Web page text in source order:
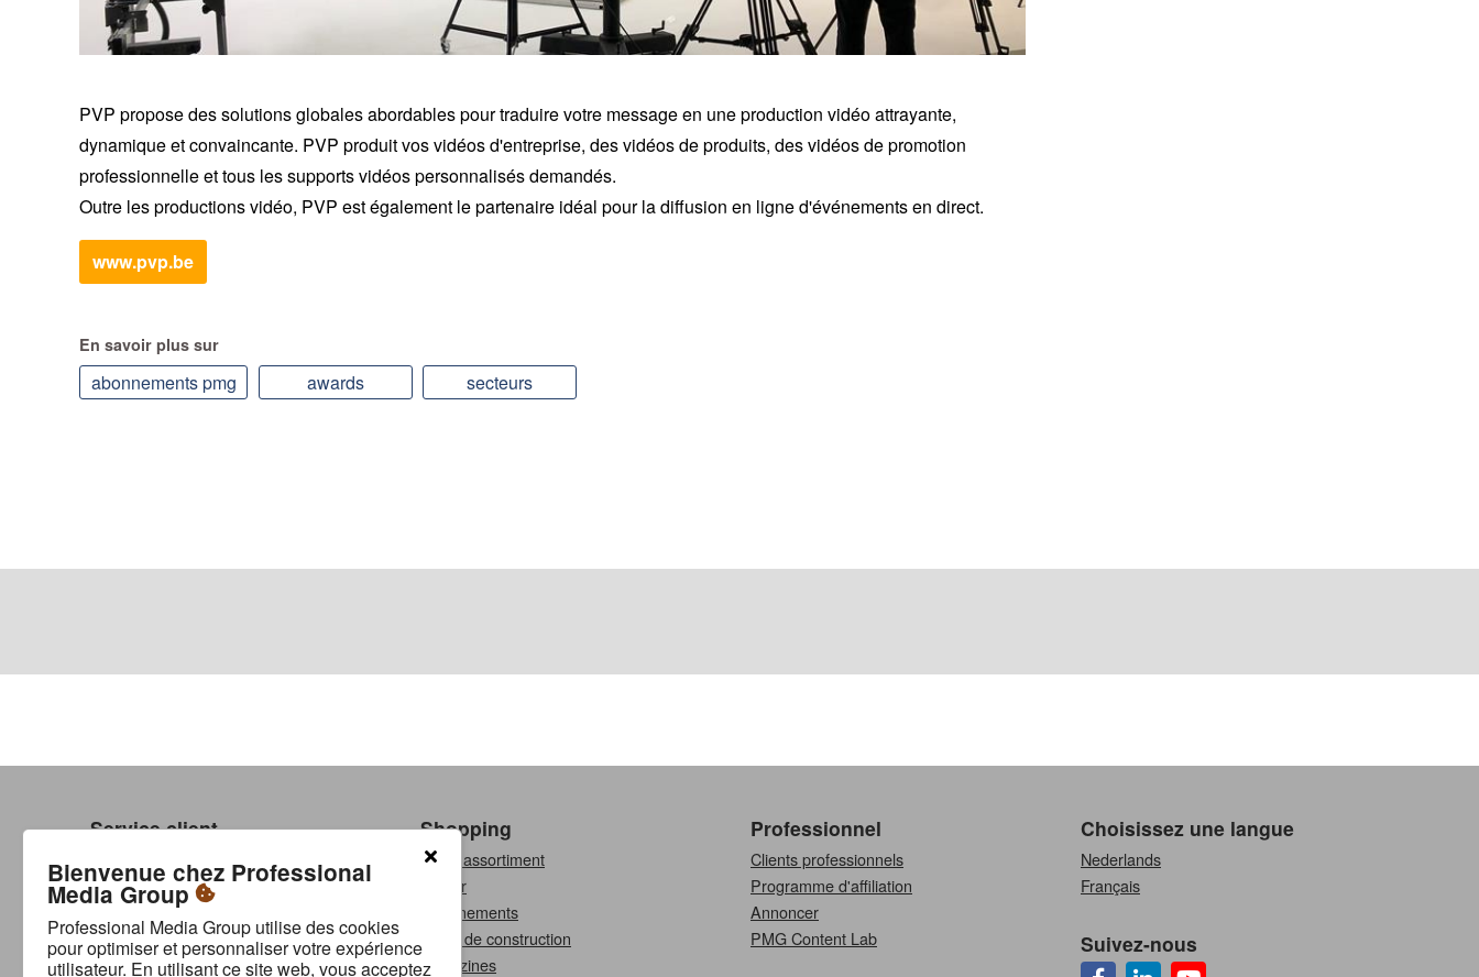
PVP propose des solutions globales abordables pour traduire votre message en une production vidéo attrayante,
dynamique et convaincante. PVP produit vos vidéos d'entreprise, des vidéos de produits, des vidéos de promotion
professionnelle et tous les supports vidéos personnalisés demandés.
Outre les productions vidéo, PVP est également le partenaire idéal pour la diffusion en ligne d'événements en direct.
www.pvp.be
En savoir plus sur
abonnements pmg awards secteurs
Service client
Modes de paiement
Envois & retours
Garantie & réparation
Privacy
Shopping
Notre assortiment
Panier
Abonnements
Plans de construction
Magazines
Professionnel
Clients professionnels
Programme d'affiliation
Annoncer
PMG Content Lab
Choisissez une langue
Nederlands
Français
Suivez-nous
Bienvenue chez Professional
Media Group
Professional Media Group utilise des cookies
pour optimiser et personnaliser votre expérience
utilisateur. En utilisant ce site web, vous acceptez